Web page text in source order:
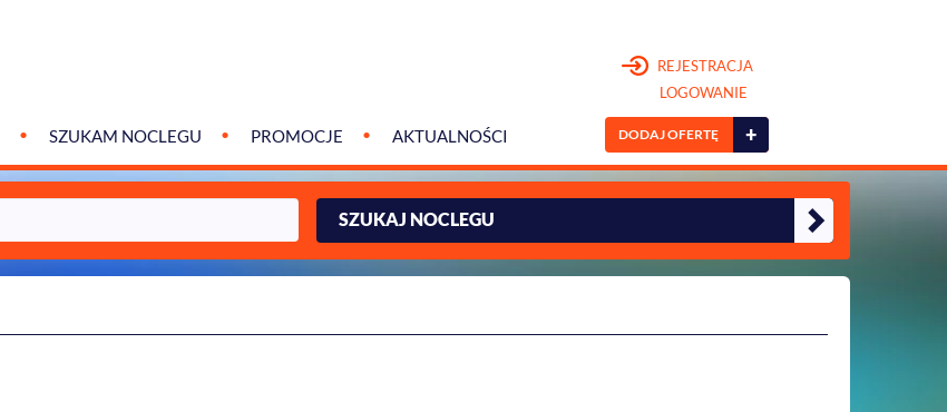
SZUKAM NOCLEGU PROMOCJE AKTUALNOŚCI
REJESTRACJA
LOGOWANIE
DODAJ OFERTĘ +
SZUKAJ NOCLEGU